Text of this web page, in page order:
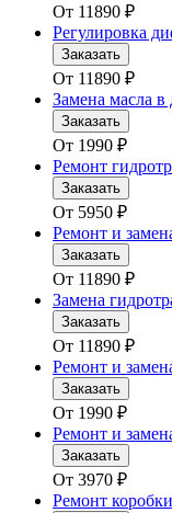
От 11890 ₽
Регулировка
Заказать
От 11890 ₽
Замена масла
Заказать
От 1990 ₽
Ремонт
Заказать
От 5950 ₽
Ремонт и
Заказать
От 11890 ₽
Замена
Заказать
От 11890 ₽
Ремонт и
Заказать
От 1990 ₽
Ремонт и
Заказать
От 3970 ₽
Ремонт